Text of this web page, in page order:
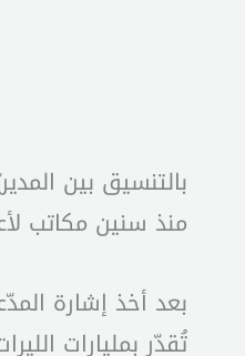
بالتنسيق بين
منذ سنين مكاتب
تُقدّر بمليارات